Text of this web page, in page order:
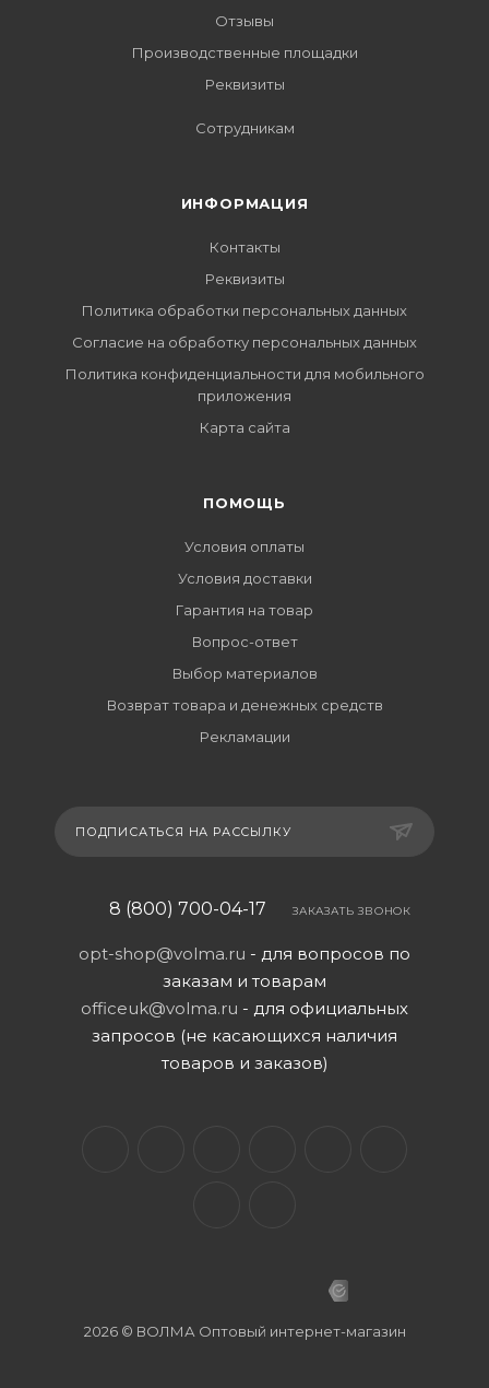
Отзывы
Производственные площадки
Реквизиты
Сотрудникам
ИНФОРМАЦИЯ
Контакты
Реквизиты
Политика обработки персональных данных
Согласие на обработку персональных данных
Политика конфиденциальности для мобильного
приложения
Карта сайта
ПОМОЩЬ
Условия оплаты
Условия доставки
Гарантия на товар
Вопрос-ответ
Выбор материалов
Возврат товара и денежных средств
Рекламации
ПОДПИСАТЬСЯ НА РАССЫЛКУ
8 (800) 700-04-17 ЗАКАЗАТЬ ЗВОНОК
opt-shop@volma.ru - для вопросов по
заказам и товарам
officeuk@volma.ru - для официальных
запросов (не касающихся наличия
товаров и заказов)
2026 © ВОЛМА Оптовый интернет-магазин